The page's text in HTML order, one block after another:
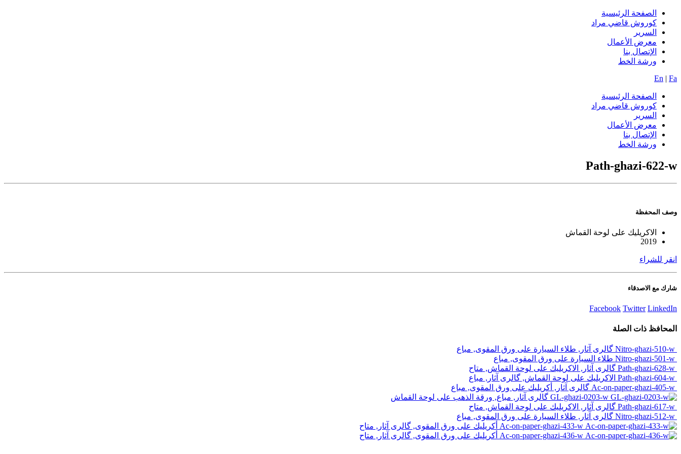
الصفحة الرئيسية
کوروش قاضي مراد
السریر
معرض الأعمال
الإتصال بنا
ورشة الخط
En | Fa
الصفحة الرئيسية
کوروش قاضي مراد
السریر
معرض الأعمال
الإتصال بنا
ورشة الخط
Path-ghazi-622-w
وصف المحفظة
الاكريليك على لوحة القماش
2019
انقر للشراء
شارك مع الاصدقاء
Facebook Twitter LinkedIn
المحافظ ذات الصلة
Nitro-ghazi-510-w گالری آثار, طلاء السيارة على ورق المقوى, مباع
Nitro-ghazi-501-w طلاء السيارة على ورق المقوى, مباع
Path-ghazi-628-w گالری آثار, الاكريليك على لوحة القماش, متاح
Path-ghazi-604-w الاكريليك على لوحة القماش, گالری آثار, مباع
Ac-on-paper-ghazi-405-w گالری آثار, أكريليك على ورق المقوى, مباع
GL-ghazi-0203-w گالری آثار, مباع, ورقة الذهب على لوحة القماش
Path-ghazi-617-w گالری آثار, الاكريليك على لوحة القماش, متاح
Nitro-ghazi-512-w گالری آثار, طلاء السيارة على ورق المقوى, مباع
Ac-on-paper-ghazi-433-w أكريليك على ورق المقوى, گالری آثار, متاح
Ac-on-paper-ghazi-436-w أكريليك على ورق المقوى, گالری آثار, متاح